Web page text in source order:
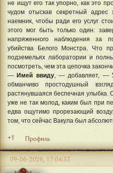
не ищут его так упорно, как это
чудом отыскав секретный
наемник, чтобы ради его услуг
этого мог быть только один:
напряженного наблюдения за
убийства Белого Монстра. Что
подземельях лаборатории и
посмотреть, чем эта цепочка
—Имей ввиду, — добавляет, —
обманчиво простодушный
растянувшаяся беспечная улыбка.
уже не так молод, каким был при
едва ощутимо прорезающий
том, что сейчас Вакула был
+1 Профиль
09-06-2026, 17:04:33